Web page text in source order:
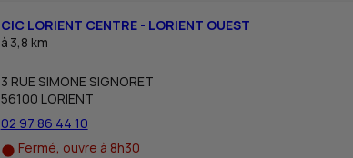
CIC LORIENT CENTRE - LORIENT OUEST
à 3,8 km
3 RUE SIMONE SIGNORET
56100 LORIENT
02 97 86 44 10
Fermé, ouvre à 8h30